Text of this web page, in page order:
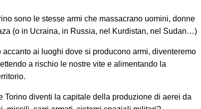
sono le stesse armi che massacrano uomini, donne
(o in Ucraina, in Russia, nel Kurdistan, nel Sudan…)
accanto ai luoghi dove si producono armi, diventeremo
a rischio le nostre vite e alimentando la
Torino diventi la capitale della produzione di aerei da